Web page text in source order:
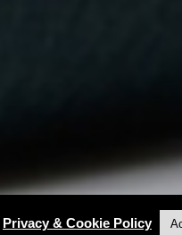
Privacy & Cookie Policy